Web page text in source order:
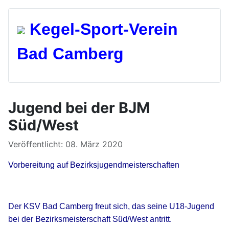
Kegel-Sport-Verein
Bad Camberg
Jugend bei der BJM
Süd/West
Details
Veröffentlicht: 08. März 2020
Vorbereitung auf Bezirksjugendmeisterschaften
Der KSV Bad Camberg freut sich, das seine U18-Jugend
bei der Bezirksmeisterschaft Süd/West antritt.